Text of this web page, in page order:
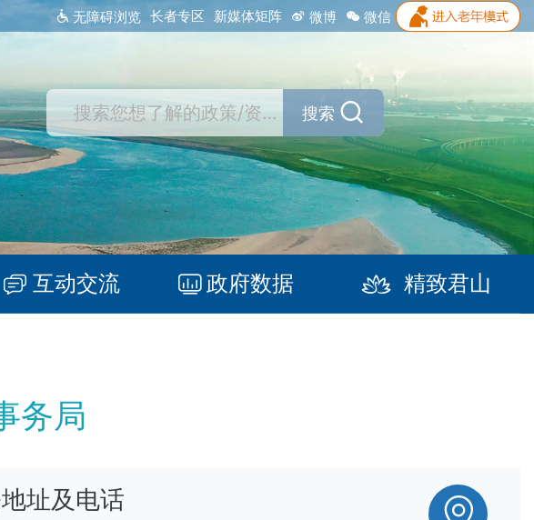
无障碍浏览 长者专区 新媒体矩阵 微博 微信
搜索
互动交流 政府数据 精致君山
务局
址及电话